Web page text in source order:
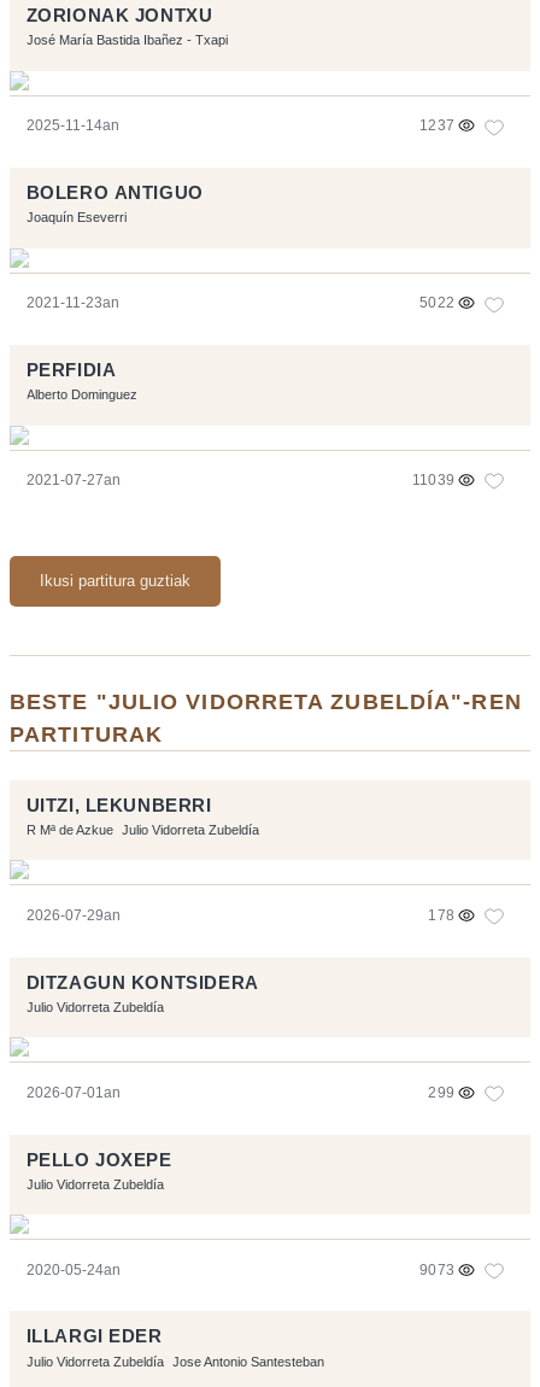
ZORIONAK JONTXU
José María Bastida Ibañez - Txapi
2025-11-14an 1237
BOLERO ANTIGUO
Joaquín Eseverri
2021-11-23an 5022
PERFIDIA
Alberto Dominguez
2021-07-27an 11039
Ikusi partitura guztiak
BESTE "JULIO VIDORRETA ZUBELDÍA"-REN
PARTITURAK
UITZI, LEKUNBERRI
R Mª de Azkue Julio Vidorreta Zubeldía
2026-07-29an 178
DITZAGUN KONTSIDERA
Julio Vidorreta Zubeldía
2026-07-01an 299
PELLO JOXEPE
Julio Vidorreta Zubeldía
2020-05-24an 9073
ILLARGI EDER
Julio Vidorreta Zubeldía Jose Antonio Santesteban